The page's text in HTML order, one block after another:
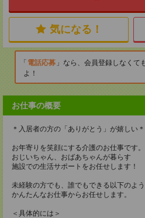
気になる！
電話応募
なら、会員登録しなくて
よ！
お仕事の概要
＊入居者の方の「ありがとう」が嬉しい＊
お年寄りを笑顔にする介護のお仕事です。
おじいちゃん、おばあちゃんが暮らす
施設での生活サポートをお任せします！
未経験の方でも、誰でもできる以下のよ
かんたんなお仕事からお任せします。
＜具体的には＞